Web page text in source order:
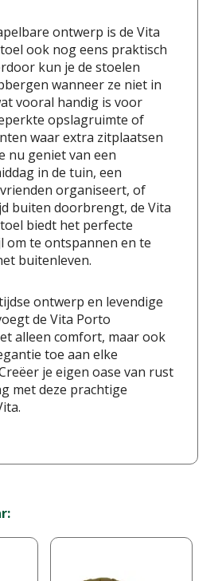
ontwerp is de Vita
ook nog eens praktisch
kun je de stoelen
wanneer ze niet in
vooral handig is voor
opslagruimte of
waar extra zitplaatsen
nu geniet van een
in de tuin, een
organiseert, of
buiten doorbrengt, de Vita
biedt het perfecte
om te ontspannen en te
buitenleven.
ontwerp en levendige
de Vita Porto
alleen comfort, maar ook
toe aan elke
je eigen oase van rust
met deze prachtige